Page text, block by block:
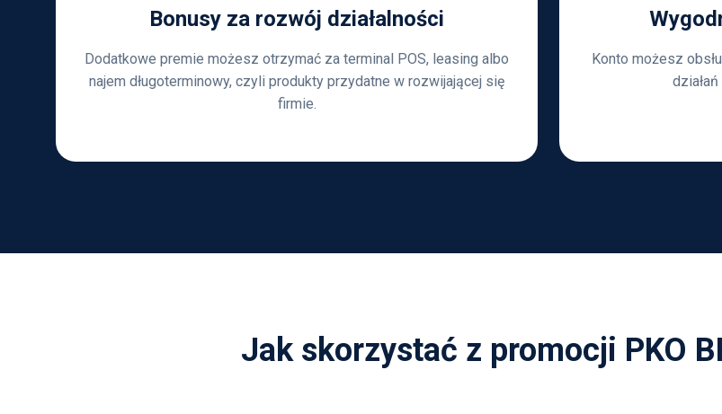
Bonusy za rozwój działalności
Dodatkowe premie możesz otrzymać za terminal POS, leasing albo
najem długoterminowy, czyli produkty przydatne w rozwijającej się
firmie.
Konto możesz
Jak skorzystać z promocji PKO